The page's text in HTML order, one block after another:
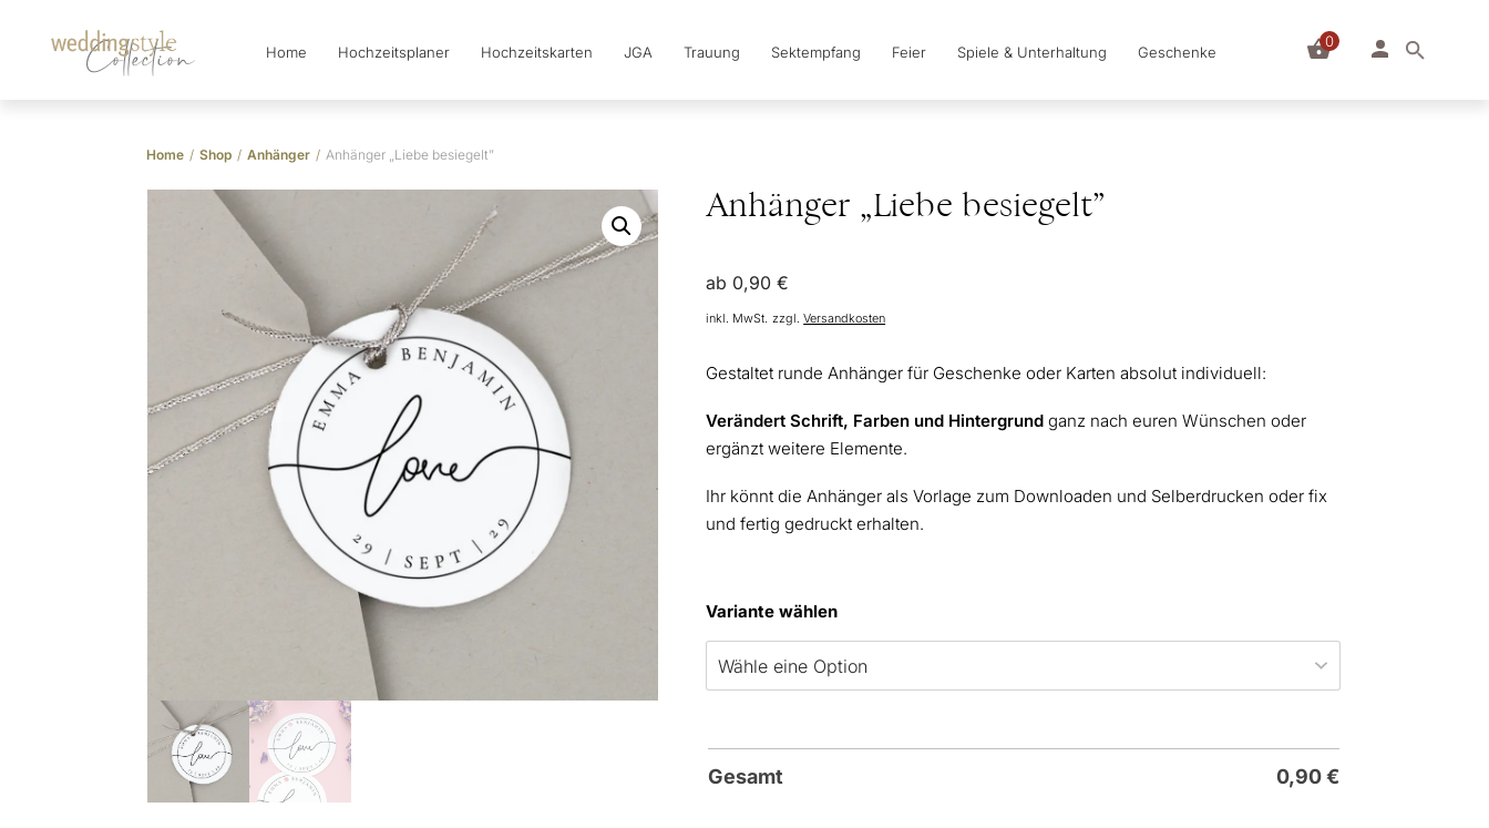
Collection Home Hochzeitsplaner Hochzeitskarten JGA Trauung Sektempfang Feier Spiele & Unterhaltung Geschenke
0
Home / Shop / Anhänger / Anhänger „Liebe besiegelt”
Anhänger „Liebe besiegelt”
ab 0,90€
inkl. MwSt. zzgl.Versandkosten
Gestaltet runde Anhänger für Geschenke oder Karten absolut individuell:
Verändert Schrift, Farben und Hintergrund ganz nach euren Wünschen oder
ergänzt weitere Elemente.
Ihr könnt die Anhänger als Vorlage zum Downloaden und Selberdrucken oder fix
und fertig gedruckt erhalten.
Variante wählen
Gesamt 0,90€